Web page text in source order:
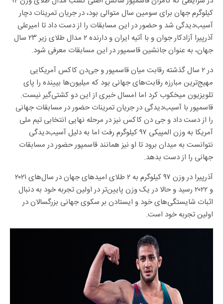
کیلوگرم جهان برای سومین سال متوالی بود، در جریان تمرینات دچار
آسیب‌دیدگی شد و حضور در این مسابقات را از دست داد تا امیرعلی
آذرپیرا آزادکار جوان و با آتیه ایران و دارنده ۲ مدال طلای زیر ۲۳ سال
جهان، به عنوان جانشین قاسمپور در این مسابقات معرفی شود.
در ۲ سال گذشته رقابت میان قاسمپور و جی‌دن کاکس آمریکایی
مهیج‌ترین مبارزه رقابت‌های جهانی بود که میلیون‌ها بیینده را پای
تلویزیون میخکوب کرد اما امسال خبری از این دو کشتی‌گیر نیست.
قاسمپور با آسیب‌دیدگی در جریان تمرینات حضور در مسابقات جهانی
را از دست داد و جی دن کاکس نیز در مرحله نهایی انتخابی تیم ملی
آمریکا به وزن المپیکی ۹۷ کیلوگرم رفت اما به دلیل آسیب‌دیدگی
نتوانست به میدان برود تا او نیز همانند قاسمپور حضور در مسابقات
جهانی را از دست بدهد.
آذرپیرا در وزن ۹۷ کیلوگرم به ۲ طلای امیدهای جهان در سال‌های ۲۰۲۱
و ۲۰۲۲ رسید و حالا در یک وزن پایین‌تر در اولین تجربه خود به دنبال
اثبات شایستگی‌های خود و ایستادن بر سکوی جهانی بزرگسالان در
اولین تجربه خود است.